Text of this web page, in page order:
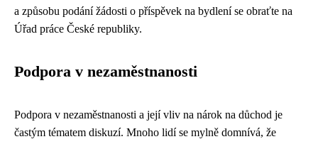
a způsobu podání žádosti o příspěvek na bydlení se obraťte na
Úřad práce České republiky.
Podpora v nezaměstnanosti
Podpora v nezaměstnanosti a její vliv na nárok na důchod je
častým tématem diskuzí. Mnoho lidí se mylně domnívá, že